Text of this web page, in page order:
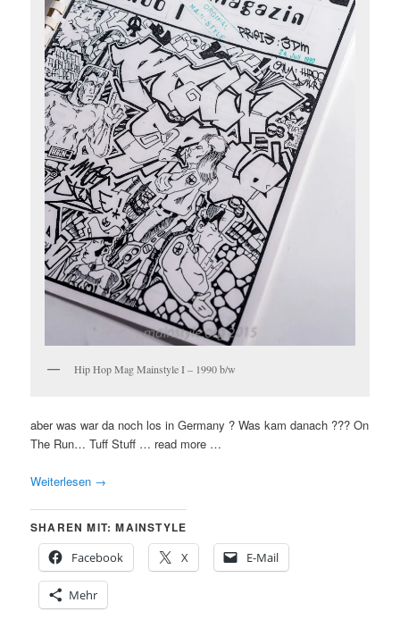
Hip Hop Mag Mainstyle I – 1990 b/w
aber was war da noch los in Germany ? Was kam danach ??? On
The Run… Tuff Stuff … read more …
Weiterlesen →
SHAREN MIT: MAINSTYLE
Facebook
X E-Mail
Mehr